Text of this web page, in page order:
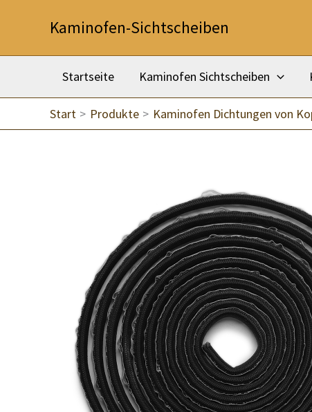
Kaminofen-Sichtscheiben
Startseite Kaminofen Sichtscheiben
Start Produkte Kaminofen Dichtungen von